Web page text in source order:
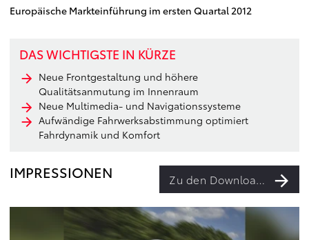
Europäische Markteinführung im ersten Quartal 2012
DAS WICHTIGSTE IN KÜRZE
Neue Frontgestaltung und höhere
Qualitätsanmutung im Innenraum
Neue Multimedia- und Navigationssysteme
Aufwändige Fahrwerksabstimmung optimiert
Fahrdynamik und Komfort
IMPRESSIONEN Zu den Downloads